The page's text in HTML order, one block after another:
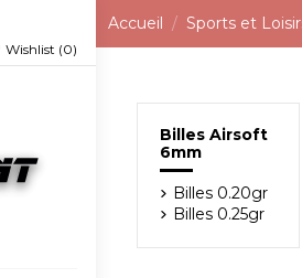
Wishlist (0)
Accueil Sports et
Billes Airsoft
6mm
Billes 0.20gr
Billes 0.25gr